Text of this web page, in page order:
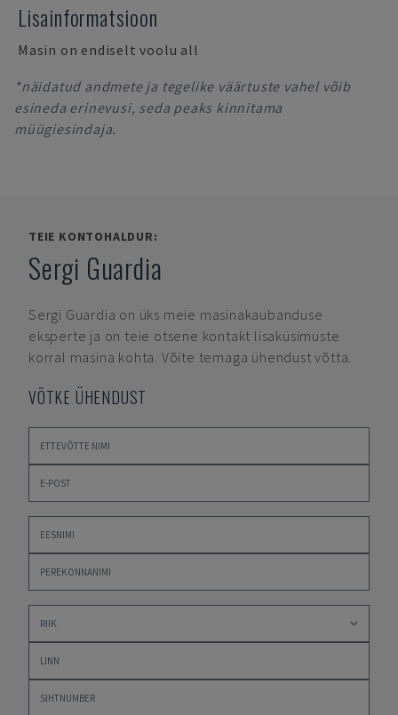
Lisainformatsioon
Masin on endiselt voolu all
*näidatud andmete ja tegelike väärtuste vahel võib
esineda erinevusi, seda peaks kinnitama
müügiesindaja.
TEIE KONTOHALDUR:
Sergi Guardia
Sergi Guardia on üks meie masinakaubanduse
eksperte ja on teie otsene kontakt lisaküsimuste
korral masina kohta. Võite temaga ühendust võtta.
VÕTKE ÜHENDUST